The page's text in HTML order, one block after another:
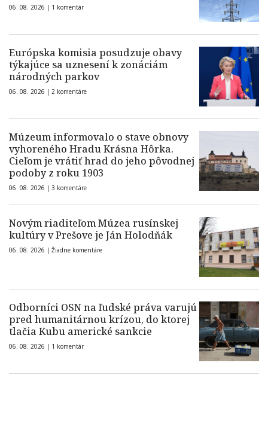
06. 08. 2026 | 1 komentár
Európska komisia posudzuje obavy
týkajúce sa uznesení k zonáciám
národných parkov
06. 08. 2026 | 2 komentáre
Múzeum informovalo o stave obnovy
vyhoreného Hradu Krásna Hôrka.
Cieľom je vrátiť hrad do jeho pôvodnej
podoby z roku 1903
06. 08. 2026 | 3 komentáre
Novým riaditeľom Múzea rusínskej
kultúry v Prešove je Ján Holodňák
06. 08. 2026 | Žiadne komentáre
Odborníci OSN na ľudské práva varujú
pred humanitárnou krízou, do ktorej
tlačia Kubu americké sankcie
06. 08. 2026 | 1 komentár